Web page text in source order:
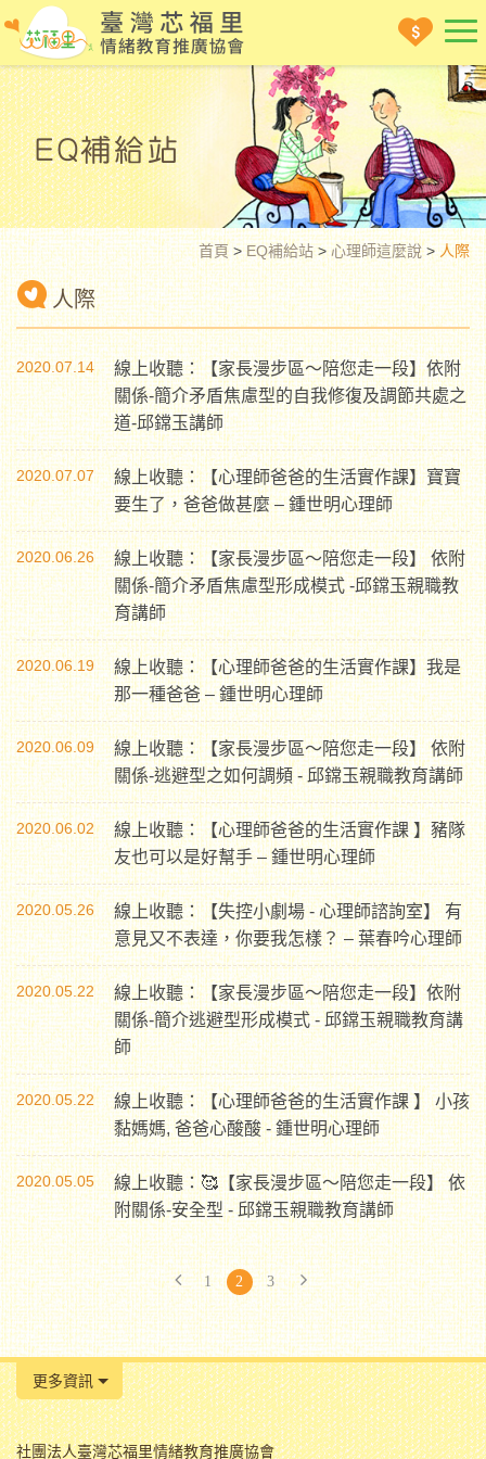
首頁 >EQ補給站>心理師這麼說>人際
人際
2020.07.14
線上收聽：【家長漫步區〜陪您走一段】依附
關係-簡介矛盾焦慮型的自我修復及調節共處之
道-邱鏛玉講師
2020.07.07
線上收聽：【心理師爸爸的生活實作課】寶寶
要生了，爸爸做甚麼 – 鍾世明心理師
2020.06.26
線上收聽：【家長漫步區〜陪您走一段】 依附
關係-簡介矛盾焦慮型形成模式 -邱鏛玉親職教
育講師
2020.06.19
線上收聽：【心理師爸爸的生活實作課】我是
那一種爸爸 – 鍾世明心理師
2020.06.09
線上收聽：【家長漫步區〜陪您走一段】 依附
關係-逃避型之如何調頻 - 邱鏛玉親職教育講師
2020.06.02
線上收聽：【心理師爸爸的生活實作課 】豬隊
友也可以是好幫手 – 鍾世明心理師
2020.05.26
線上收聽：【失控小劇場 - 心理師諮詢室】 有
意見又不表達，你要我怎樣？ – 葉春吟心理師
2020.05.22
線上收聽：【家長漫步區〜陪您走一段】依附
關係-簡介逃避型形成模式 - 邱鏛玉親職教育講
師
2020.05.22
線上收聽：【心理師爸爸的生活實作課 】 小孩
黏媽媽, 爸爸心酸酸 - 鍾世明心理師
2020.05.05
線上收聽：🥰【家長漫步區〜陪您走一段】 依
附關係-安全型 - 邱鏛玉親職教育講師
1 2 3
更多資訊
社團法人臺灣芯福里情緒教育推廣協會